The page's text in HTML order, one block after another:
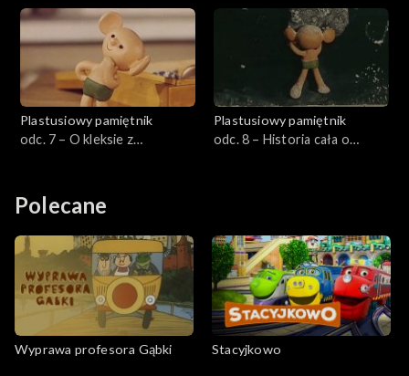
Plastusiowy pamiętnik
odc. 7 – O kleksie z
Plastusiowy pamiętnik
odc. 8 – Historia cała o
Polecane
Wyprawa profesora Gąbki Stacyjkowo